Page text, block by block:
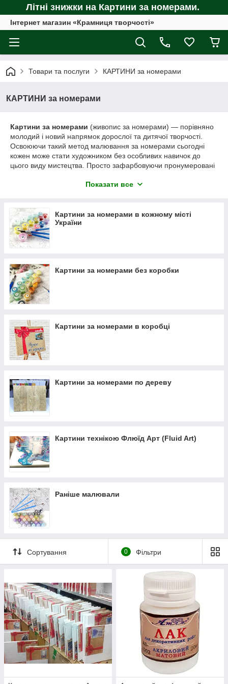
Літні знижки на Картини за номерами.
Інтернет магазин «Крамниця творчості»
Товари та послуги КАРТИНИ за номерами
КАРТИНИ за номерами
Картини за номерами (живопис за номерами) ― порівняно
молодий і новий напрямок дорослої та дитячої творчості.
Освоюючи такий метод малювання за номерами сьогодні
кожен може стати художником без особливих навичок до
цього виду мистецтва. Просто зафарбовуючи пронумеровані
створюєте унікальні, ексклюзивні картини. В наші дні і на
аматорів, але і всіх тих, хто цінує мистецтво, творчість, і при
цьому не вміють малювати! Коли картина за номерами
завершена, не можливо здогадатися, що вона була
намальована в такий спосіб. Ви будете пишатися своєю
після робочого дня.Оформивши картину вбагетну рамку
вона чудово прикрасить інтер'єр квартири, будинку,
дачі або послужить відмінним подарунком!
Купити картини за номерами
номерам) можна як у фірмових подарункових
До складу набору входить:
натуральний полотно, натягнуте на дерев'яну рамку
з нанесеними контурами майбутнього малюнка
2-3 пензлика (в залежності від розміру картини)
спеціальне настінне кріплення з шурупами
детальна схема-інструкція, що повторює зображення
полотна з проставленими номерами
Майбутній малюнок картини розділений на безліч дрібних
цифри, які відповідають номеру кольору фарби, якими і
потрібно акуратно зафарбувати даний фрагмент.
гама фарб підібрана для кожної картини індивідуально, тому
додаткового змішування фарб при написанні картини не
потрібно. Акрилові фарби при їх загусанні можна злегка
розбавити водою, і вони легко лягають на полотно. А за
допомогою тонкого пензлика буде не складно зафарбовувати
найдрібніші деталі. Запасайтеся терпінням ― і все у вас
вийде!
Набори для малювання Картина за
Показати все
Картини за номерами в кожному місті
України
Картини за номерами без коробки
Картини за номерами в коробці
Картини за номерами по дереву
Картини технікою Флюїд Арт (Fluid Art)
Раніше малювали
Сортування 0 Фільтри